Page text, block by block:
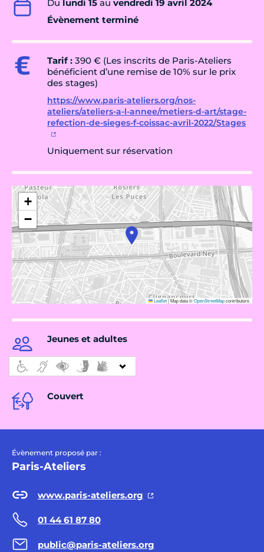
Du lundi 15 au vendredi 19 avril 2024
Évènement terminé
Tarif : 390 € (Les inscrits de Paris-Ateliers
bénéficient d’une remise de 10% sur le prix
des stages)
https://www.paris-ateliers.org/nos-
ateliers/ateliers-a-l-annee/metiers-d-art/stage-
refection-de-sieges-f-coissac-avril-2022/Stages
Uniquement sur réservation
+
−
Leaflet|Map data ©OpenStreetMapcontributors
Jeunes et adultes
Couvert
Évènement proposé par :
Paris-Ateliers
www.paris-ateliers.org
01 44 61 87 80
public@paris-ateliers.org